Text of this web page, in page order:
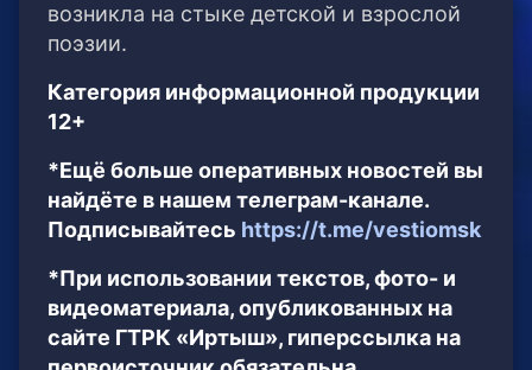
возникла на стыке детской и взрослой
поэзии.
Категория информационной продукции
12+
*Ещё больше оперативных новостей вы
найдёте в нашем телеграм-канале.
Подписывайтесь https://t.me/vestiomsk
*При использовании текстов, фото- и
видеоматериала, опубликованных на
сайте ГТРК «Иртыш», гиперссылка на